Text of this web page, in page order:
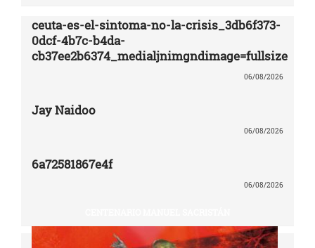
ceuta-es-el-sintoma-no-la-crisis_3db6f373-
0dcf-4b7c-b4da-
cb37ee2b6374_medialjnimgndimage=fullsize
06/08/2026
Jay Naidoo
06/08/2026
6a72581867e4f
06/08/2026